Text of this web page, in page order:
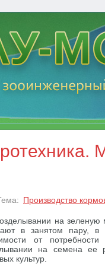
Производство
на зеленую
в занятом пару,
от
на семена
культур.